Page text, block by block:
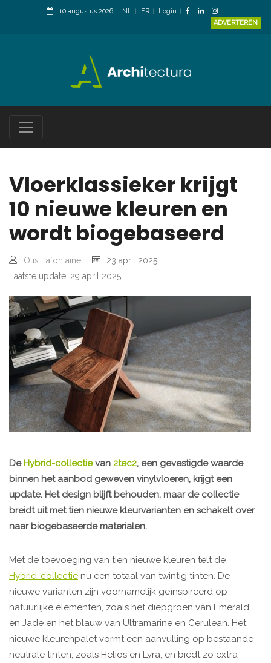
10 augustus 2026 NL FR
Login
ADVERTEREN
Vloerklassieker krijgt
10 nieuwe kleuren en
wordt biogebaseerd
Otis Lafontaine
23 april 2025
Laatste update: 29 april 2025
De Hybrid-collectievan 2tec2, een gevestigde waarde
binnen het aanbod geweven vinylvloeren, krijgt een
update. Het design blijft behouden, maar de collectie
breidt uit met tien nieuwe kleurvarianten en schakelt over
naar biogebaseerde materialen.
Met de toevoeging van tien nieuwe kleuren telt de
Hybrid-collectie nu een totaal van twintig tinten. De
nieuwe varianten zijn voornamelijk geïnspireerd op
natuurlijke elementen, zoals het diepgroen van Emerald
en Jade en het blauw van Ultramarine en Cerulean. Het
nieuwe kleurenpalet vormt een aanvulling op bestaande
neutrale tinten, zoals Helios en Lyra, en biedt zo extra